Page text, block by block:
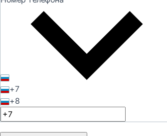
+7
+8